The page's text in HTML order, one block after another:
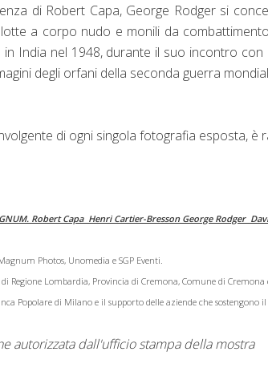
di Robert Capa, George Rodger si
a corpo nudo e monili da
in India nel 1948, durante il suo incontro
degli orfani della seconda guerra
di ogni singola fotografia esposta, è
Robert Capa Henri Cartier-Bresson George Rodger
Photos, Unomedia e SGP Eventi.
Regione Lombardia, Provincia di Cremona, Comune di Cremona
Popolare di Milano e il supporto delle aziende che sostengono
autorizzata dall'ufficio stampa della mostra